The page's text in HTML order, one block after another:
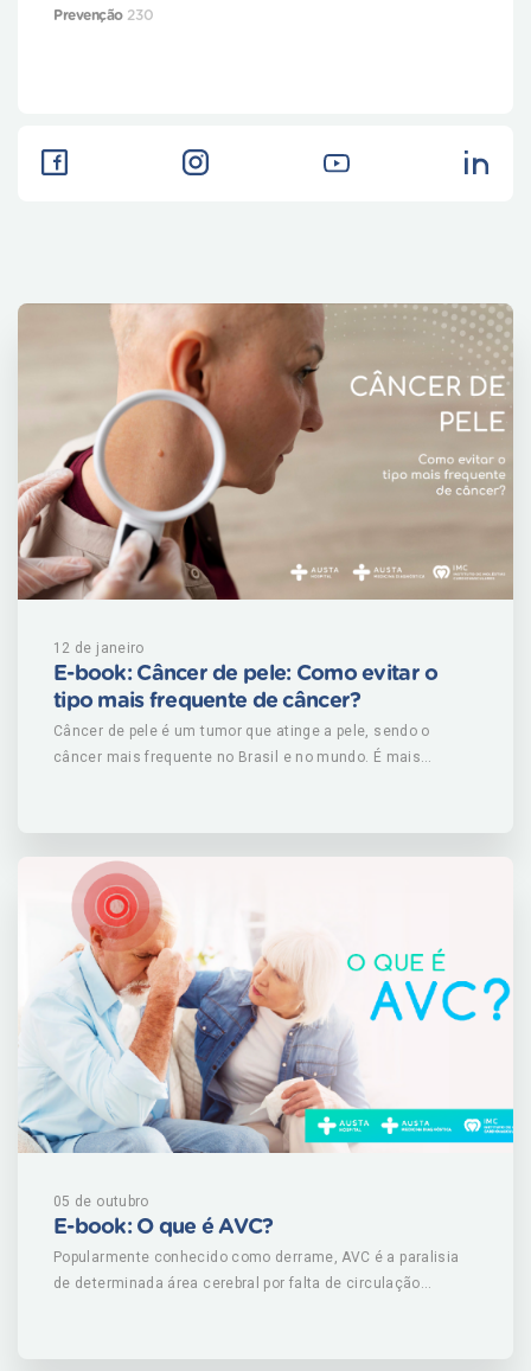
Prevenção 230
12 de janeiro
E-book: Câncer de pele: Como evitar o
tipo mais frequente de câncer?
Câncer de pele é um tumor que atinge a pele, sendo o
câncer mais frequente no Brasil e no mundo. É mais
todos os diagnósticos desta doença no Brasil, sendo que o
Instituto Nacional do Câncer (INCA) registra, a cada ano,
cerca de 185 mil novos casos. Baixe nosso e-book e saiba
mais sobre esta doença e como se prevenir dela. BAIXE
AQUI
05 de outubro
E-book: O que é AVC?
Popularmente conhecido como derrame, AVC é a paralisia
de determinada área cerebral por falta de circulação
homens, doença é a segunda principal causa de morte no